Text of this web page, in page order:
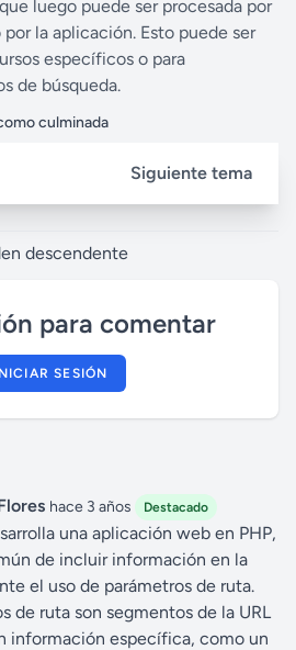
n
g
f
luego puede ser procesada por
la aplicación. Esto puede ser
específicos o para
de búsqueda.
culminada
Siguiente tema
descendente
para comentar
SESIÓN
hace 3 años Destacado
una aplicación web en PHP,
de incluir información en la
el uso de parámetros de ruta.
de ruta son segmentos de la URL
información específica, como un